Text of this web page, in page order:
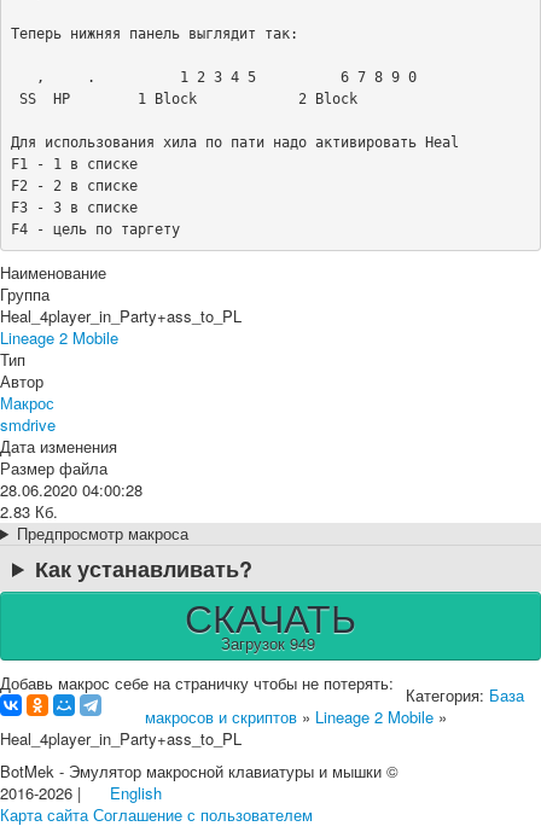
Теперь нижняя панель выглядит так:
SS  HP        1 Block            2 Block
Для использования хила по пати надо активировать Heal
F1 - 1 в списке
F2 - 2 в списке
F3 - 3 в списке
Наименование
Группа
Heal_4player_in_Party+ass_to_PL
Lineage 2 Mobile
Тип
Автор
Макрос
smdrive
Дата изменения
Размер файла
28.06.2020 04:00:28
2.83 Кб.
Предпросмотр макроса
Как устанавливать?
СКАЧАТЬ
Загрузок 949
Добавь макрос себе на страничку чтобы не потерять:
Категория: База
макросов и скриптов » Lineage 2 Mobile »
Heal_4player_in_Party+ass_to_PL
BotMek - Эмулятор макросной клавиатуры и мышки ©
2016-2026 |
English
Карта сайта Соглашение с пользователем